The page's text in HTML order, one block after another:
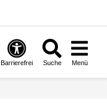
Barrierefrei Suche Menü